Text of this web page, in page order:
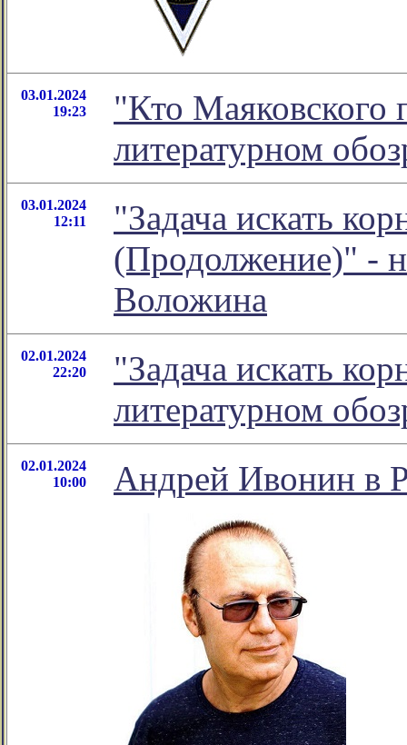
03.01.2024
19:23
"Кто Маяковского
литературном
03.01.2024
12:11
"Задача искать
(Продолжение)" -
Воложина
02.01.2024
22:20
"Задача искать
литературном
02.01.2024
10:00
Андрей Ивонин в